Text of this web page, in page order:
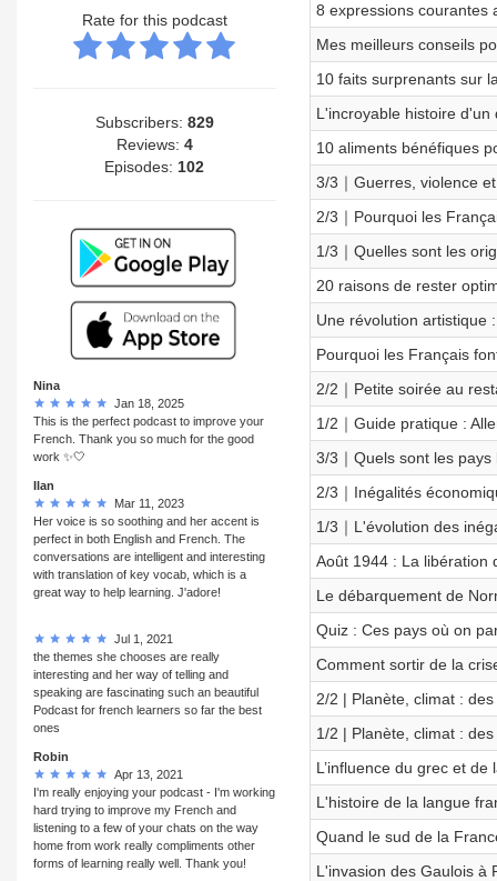
Rate for this podcast
Subscribers: 829
Reviews: 4
Episodes: 102
Nina
Jan 18, 2025
This is the perfect podcast to improve your
French. Thank you so much for the good
work ✨🤍
Ilan
Mar 11, 2023
Her voice is so soothing and her accent is
perfect in both English and French. The
conversations are intelligent and interesting
with translation of key vocab, which is a
great way to help learning. J'adore!
Jul 1, 2021
the themes she chooses are really
interesting and her way of telling and
speaking are fascinating such an beautiful
Podcast for french learners so far the best
ones
Robin
Apr 13, 2021
I'm really enjoying your podcast - I'm working
hard trying to improve my French and
listening to a few of your chats on the way
home from work really compliments other
forms of learning really well. Thank you!
8 expressions courantes
Mes meilleurs conseils
10 faits surprenants sur
L'incroyable histoire
10 aliments bénéfiques
3/3｜Guerres, violence
2/3｜Pourquoi les
1/3｜Quelles sont les
20 raisons de rester
Une révolution artistique
Pourquoi les Français
2/2｜Petite soirée au
1/2｜Guide pratique :
3/3｜Quels sont les
2/3｜Inégalités
1/3｜L'évolution des
Août 1944 : La libération
Le débarquement de
Quiz : Ces pays où on
Comment sortir de la
2/2 | Planète, climat :
1/2 | Planète, climat :
L’influence du grec et
L'histoire de la langue
Quand le sud de la
L'invasion des Gaulois à